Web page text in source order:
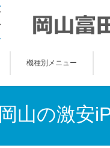
機種別メニュー
岡山の激安